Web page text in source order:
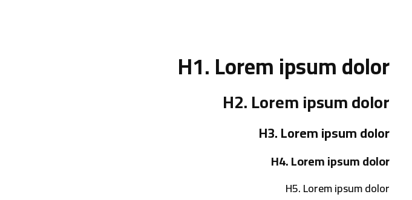
H1. Lorem ipsum dolor
H2. Lorem ipsum dolor
H3. Lorem ipsum dolor
H4. Lorem ipsum dolor
H5. Lorem ipsum dolor